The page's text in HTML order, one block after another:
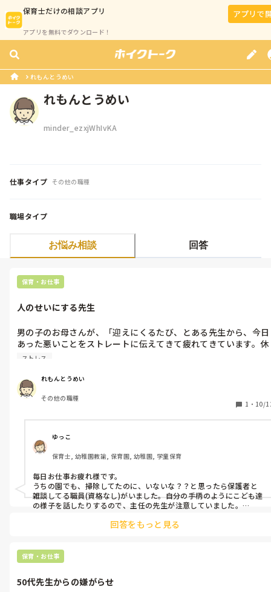
保育士だけの相談アプリ
アプリを無料でダウンロード！
アプリで
れもんとうめい
れもんとうめい
minder_ezxjWhIvKA
仕事タイプ その他の職種
職場タイプ
お悩み相談 回答
保育・お仕事
人のせいにする先生
男の子のお母さんが、「迎えにくるたび、とある先生から、今日
あった悪いことをストレートに伝えてきて疲れてきています。休
会させようか悩んでいます。家では悪いことはしていません。」
ことを先生たちみんなに話していました。
悪いことと言うのは、ジョウロで水をかけたなどです。
50代資格なし先生が「○○先生じゃないですか？」と私に罪をな
すりつけてきて、ムカつきました。
自分なのにと。
その男の子は、学童で、友達と喧嘩して大泣きしたり、叩いたり
蹴ったり、物に当たったりなどは、ありますが、そんな細かい問
題は伝えていません。私も保護者が迎えにきた時に、何か言うこ
とはしていませんでした。
50代資格なし先生がそのお母さんに細かく、度々伝えているのは
その先生も伝え方がストレートなので、私も傷つくし、保護者も
傷つくと思っています。
その先生の数々のトラブルが多くて、すごく嫌です。
ストレス
れもんとうめい
その他の職種
1 ・ 10/
ゆっこ
保育士, 幼稚園教諭, 保育園, 幼稚園, 学童保育
毎日お仕事お疲れ様です。
うちの園でも、掃除してたのに、いないな？？と思ったら保護者と
雑談してる職員(資格なし)がいました。自分の手柄のようにこども達
の様子を話したりするので、主任の先生が注意していました。
で下さいと声かけてました。
事するように話してました。
余計な仕事が増えて大変ですが、トラブルとなるよりはいいかとい
仕事するよりお喋り好きな人って困りますよね。良かれと思って何
回答をもっと見る
保育・お仕事
50代先生からの嫌がらせ